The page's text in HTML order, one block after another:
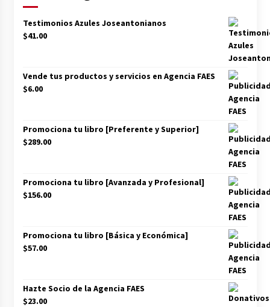
acerca su prisión
PSOE con la presencia de León XIV
una moción de censura
actualidad
Pedro Sánchez apoya a Zapatero como líder de
la supuesta trama corrupta
Los socios de Gobierno contra la Ley de
vivienda de Pedro Sánchez
Testimonios Azules Joseantonianos
$41.00
Vende tus productos y servicios en Agencia FAES
$6.00
Promociona tu libro [Preferente y Superior]
$289.00
Promociona tu libro [Avanzada y Profesional]
$156.00
Promociona tu libro [Básica y Económica]
$57.00
Hazte Socio de la Agencia FAES
$23.00